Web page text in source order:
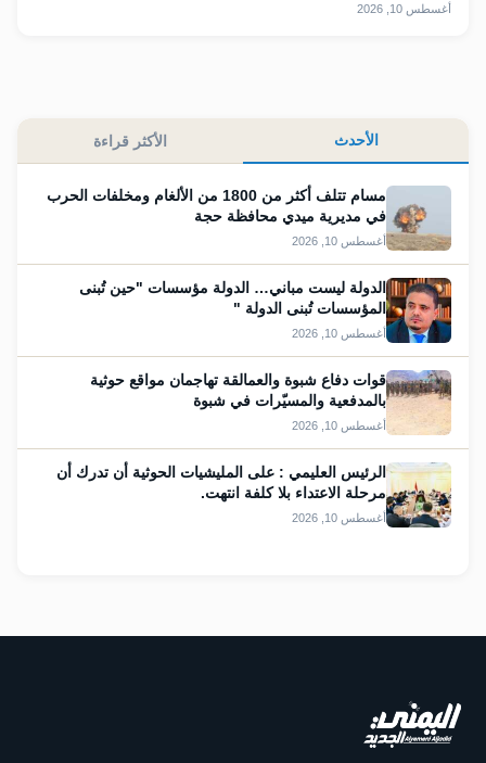
أغسطس 10, 2026
الأحدث الأكثر قراءة
مسام تتلف أكثر من 1800 من الألغام ومخلفات الحرب
في مديرية ميدي محافظة حجة
أغسطس 10, 2026
الدولة ليست مباني… الدولة مؤسسات "حين تُبنى
المؤسسات تُبنى الدولة "
أغسطس 10, 2026
قوات دفاع شبوة والعمالقة تهاجمان مواقع حوثية
بالمدفعية والمسيّرات في شبوة
أغسطس 10, 2026
الرئيس العليمي : على المليشيات الحوثية أن تدرك أن
مرحلة الاعتداء بلا كلفة انتهت.
أغسطس 10, 2026